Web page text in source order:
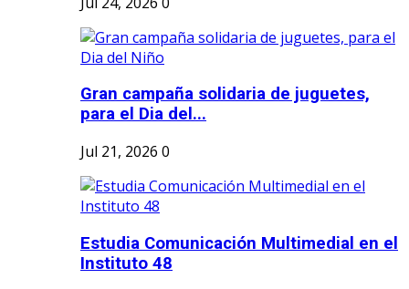
Gran campaña solidaria de juguetes,
para el Dia del...
Jul 21, 2026 0
Estudia Comunicación Multimedial en el
Instituto 48